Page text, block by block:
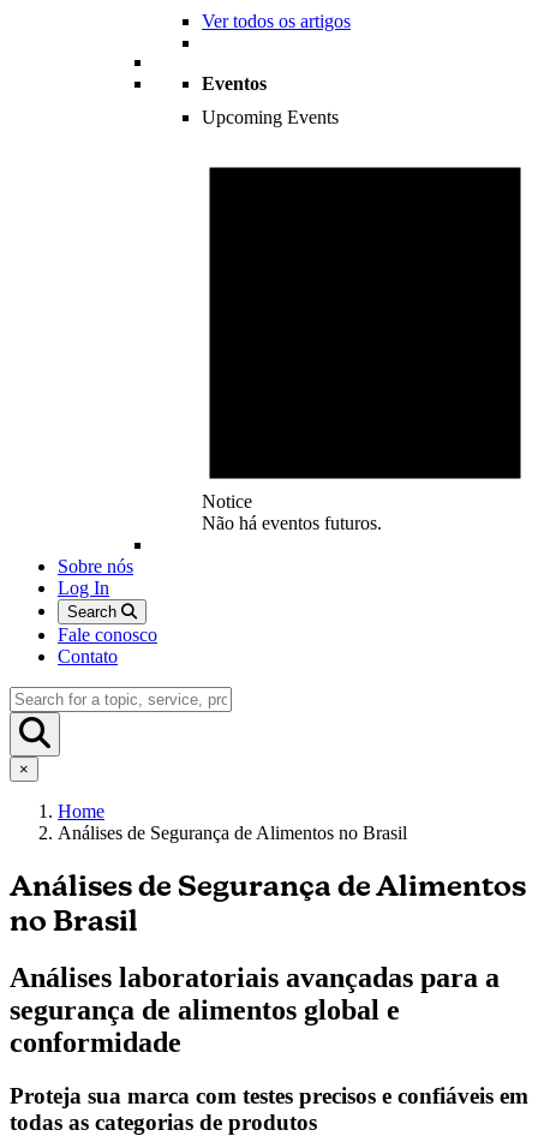
Ver todos os artigos
Eventos
Upcoming Events
Notice
Não há eventos futuros.
Sobre nós
Log In
Search
Fale conosco
Contato
×
Home
Análises de Segurança de Alimentos no Brasil
Análises de Segurança de Alimentos
no Brasil
Análises laboratoriais avançadas para a
segurança de alimentos global e
conformidade
Proteja sua marca com testes precisos e confiáveis em
todas as categorias de produtos